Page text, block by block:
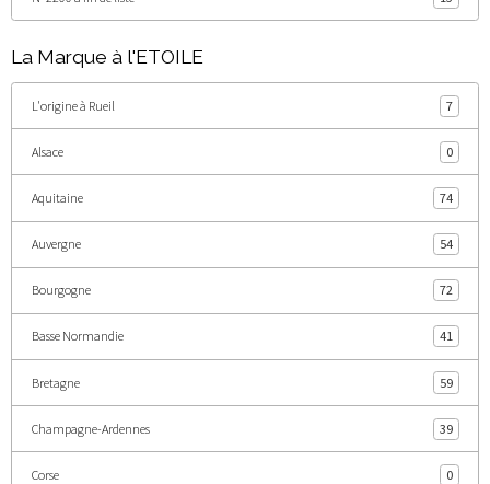
La Marque à l'ETOILE
L'origine à Rueil 7
Alsace 0
Aquitaine 74
Auvergne 54
Bourgogne 72
Basse Normandie 41
Bretagne 59
Champagne-Ardennes 39
Corse 0